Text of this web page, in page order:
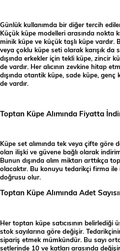
Günlük kullanımda bir diğer tercih
Küçük küpe modelleri arasında nokta
minik küpe ve küçük taşlı küpe vardır.
veya çoklu küpe seti olarak karışık da
dışında erkekler için tekli küpe, zincir
de vardır. Her alıcının zevkine hitap
dışında otantik küpe, sade küpe,
de vardır.
Toptan Küpe Alımında Fiyatta
Küpe set alımında tek veya çifte göre
olan ilişki ve güvene bağlı olarak
Bunun dışında alım miktarı arttıkça
olacaktır. Bu konuyu tedarikçi firma
doğrusu olur.
Toptan Küpe Alımında Adet
Her toptan küpe satıcısının belirlediği
stok sayılarına göre değişir.
sipariş etmek mümkündür. Bu sayı
setlerinde 10 ve katları arasında